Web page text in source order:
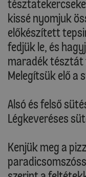
kissé nyomjuk
előkészített
fedjük le, és
maradék tésztát
Melegítsük elő a
Alsó és felső
Légkeveréses
Kenjük meg a